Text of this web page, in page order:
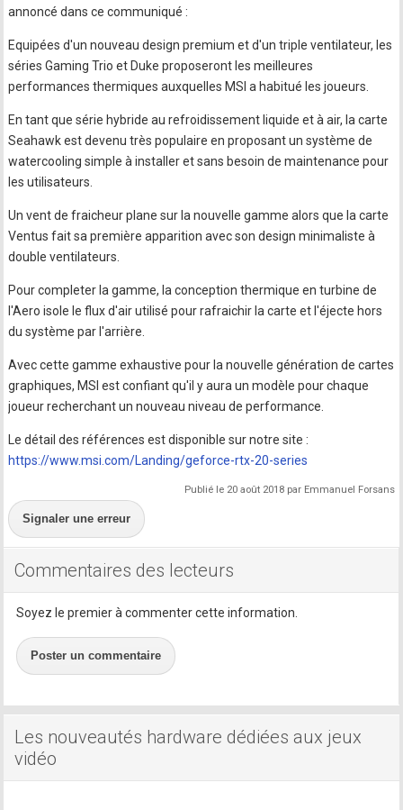
annoncé dans ce communiqué :
Equipées d'un nouveau design premium et d'un triple ventilateur, les
séries Gaming Trio et Duke proposeront les meilleures
performances thermiques auxquelles MSI a habitué les joueurs.
En tant que série hybride au refroidissement liquide et à air, la carte
Seahawk est devenu très populaire en proposant un système de
watercooling simple à installer et sans besoin de maintenance pour
les utilisateurs.
Un vent de fraicheur plane sur la nouvelle gamme alors que la carte
Ventus fait sa première apparition avec son design minimaliste à
double ventilateurs.
Pour completer la gamme, la conception thermique en turbine de
l'Aero isole le flux d'air utilisé pour rafraichir la carte et l'éjecte hors
du système par l'arrière.
Avec cette gamme exhaustive pour la nouvelle génération de cartes
graphiques, MSI est confiant qu'il y aura un modèle pour chaque
joueur recherchant un nouveau niveau de performance.
Le détail des références est disponible sur notre site :
https://www.msi.com/Landing/geforce-rtx-20-series
Publié le 20 août 2018 par Emmanuel Forsans
Signaler une erreur
Commentaires des lecteurs
Soyez le premier à commenter cette information.
Poster un commentaire
Les nouveautés hardware dédiées aux jeux
vidéo